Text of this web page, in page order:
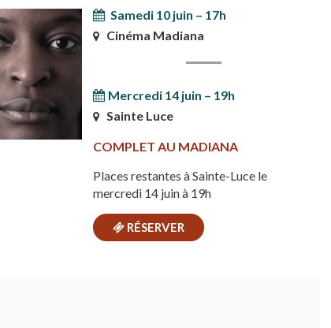
Samedi 10 juin – 17h
Cinéma Madiana
Mercredi 14 juin – 19h
Sainte Luce
COMPLET AU MADIANA
Places restantes à Sainte-Luce le
mercredi 14 juin à 19h
RÉSERVER